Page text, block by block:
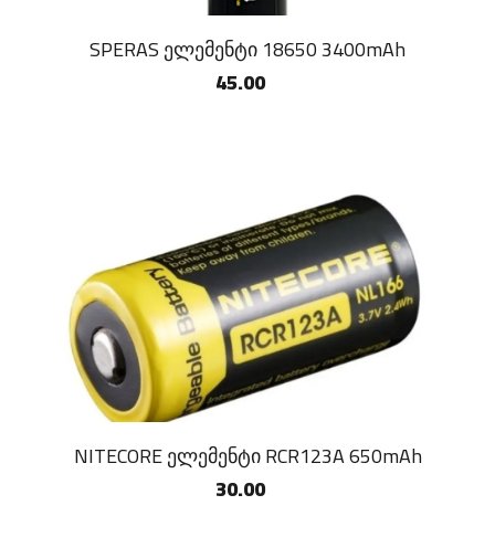
SPERAS ელემენტი 18650 3400mAh
45.00
NITECORE ელემენტი RCR123A 650mAh
30.00